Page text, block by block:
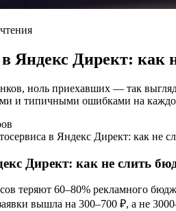
Яндекс Директ: как
ноль приехавших — так
и типичными ошибками на
в Яндекс Директ: как не
Директ: как не слить
теряют 60–80% рекламного
вышла на 300–700 ₽, а не